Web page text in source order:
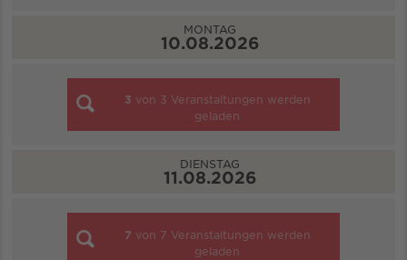
MONTAG
10.08.2026
3 von 3 Veranstaltungen werden
geladen
DIENSTAG
11.08.2026
7 von 7 Veranstaltungen werden
geladen